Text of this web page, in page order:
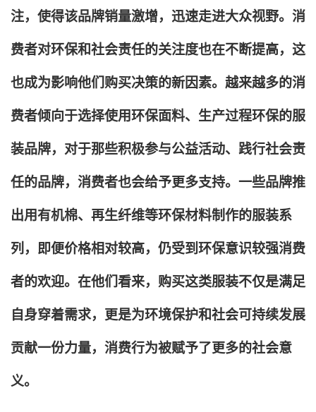
注，使得该品牌销量激增，迅速走进大众视野。消
费者对环保和社会责任的关注度也在不断提高，这
也成为影响他们购买决策的新因素。越来越多的消
费者倾向于选择使用环保面料、生产过程环保的服
装品牌，对于那些积极参与公益活动、践行社会责
任的品牌，消费者也会给予更多支持。一些品牌推
出用有机棉、再生纤维等环保材料制作的服装系
列，即便价格相对较高，仍受到环保意识较强消费
者的欢迎。在他们看来，购买这类服装不仅是满足
自身穿着需求，更是为环境保护和社会可持续发展
贡献一份力量，消费行为被赋予了更多的社会意
义。